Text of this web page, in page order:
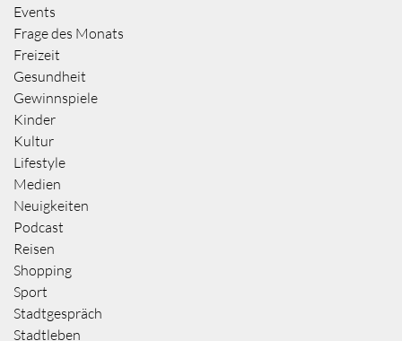
Events
Frage des Monats
Freizeit
Gesundheit
Gewinnspiele
Kinder
Kultur
Lifestyle
Medien
Neuigkeiten
Podcast
Reisen
Shopping
Sport
Stadtgespräch
Stadtleben